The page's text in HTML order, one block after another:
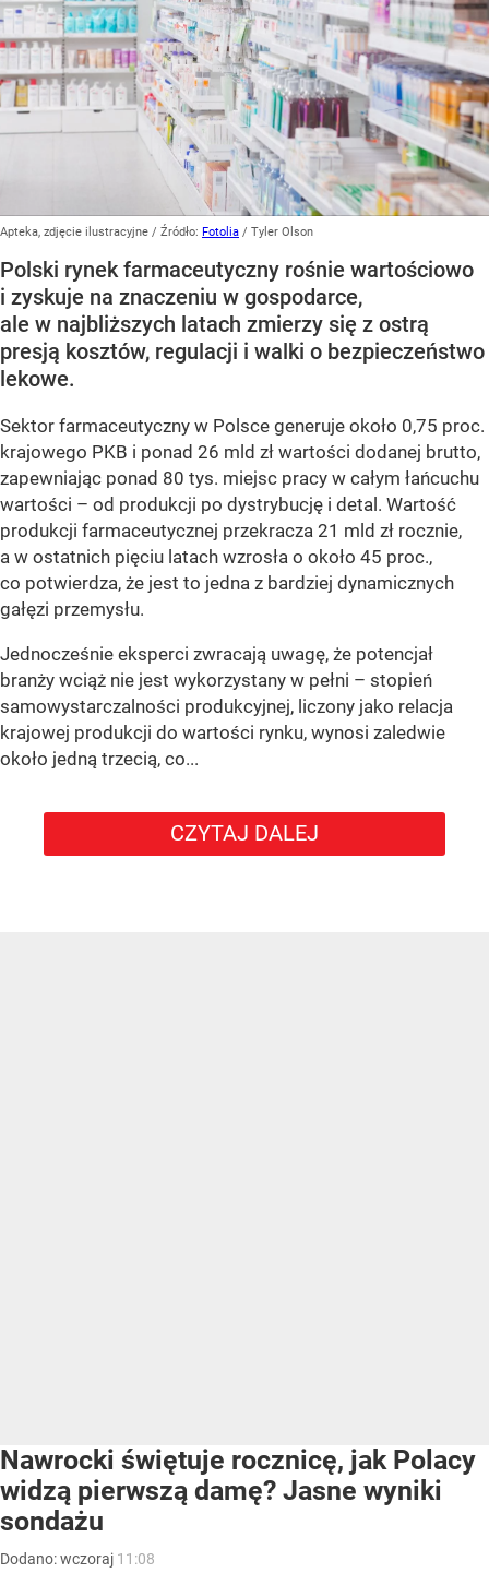
Apteka, zdjęcie ilustracyjne / Źródło: Fotolia / Tyler Olson
Polski rynek farmaceutyczny rośnie wartościowo
i zyskuje na znaczeniu w gospodarce,
ale w najbliższych latach zmierzy się z ostrą
presją kosztów, regulacji i walki o bezpieczeństwo
lekowe.
Sektor farmaceutyczny w Polsce generuje około 0,75 proc.
krajowego PKB i ponad 26 mld zł wartości dodanej brutto,
zapewniając ponad 80 tys. miejsc pracy w całym łańcuchu
wartości – od produkcji po dystrybucję i detal. Wartość
produkcji farmaceutycznej przekracza 21 mld zł rocznie,
a w ostatnich pięciu latach wzrosła o około 45 proc.,
co potwierdza, że jest to jedna z bardziej dynamicznych
gałęzi przemysłu.
Jednocześnie eksperci zwracają uwagę, że potencjał
branży wciąż nie jest wykorzystany w pełni – stopień
samowystarczalności produkcyjnej, liczony jako relacja
krajowej produkcji do wartości rynku, wynosi zaledwie
około jedną trzecią, co...
CZYTAJ DALEJ
Nawrocki świętuje rocznicę, jak Polacy
widzą pierwszą damę? Jasne wyniki
sondażu
Dodano:wczoraj 11:08